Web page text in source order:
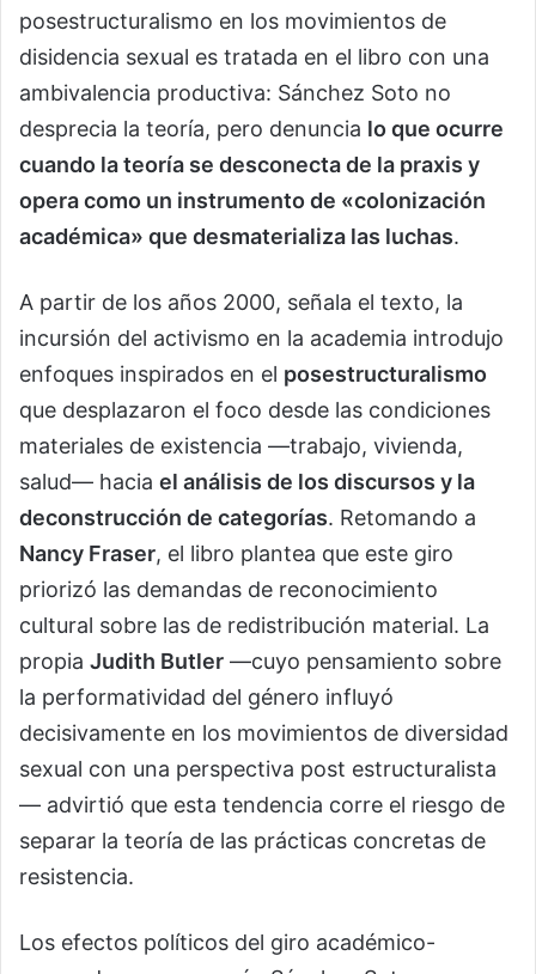
posestructuralismo en los movimientos de
disidencia sexual es tratada en el libro con una
ambivalencia productiva: Sánchez Soto no
desprecia la teoría, pero denuncia lo que ocurre
cuando la teoría se desconecta de la praxis y
opera como un instrumento de «colonización
académica» que desmaterializa las luchas.
A partir de los años 2000, señala el texto, la
incursión del activismo en la academia introdujo
enfoques inspirados en el posestructuralismo
que desplazaron el foco desde las condiciones
materiales de existencia —trabajo, vivienda,
salud— hacia el análisis de los discursos y la
deconstrucción de categorías. Retomando a
Nancy Fraser, el libro plantea que este giro
priorizó las demandas de reconocimiento
cultural sobre las de redistribución material. La
propia Judith Butler —cuyo pensamiento sobre
la performatividad del género influyó
decisivamente en los movimientos de diversidad
sexual con una perspectiva post estructuralista
— advirtió que esta tendencia corre el riesgo de
separar la teoría de las prácticas concretas de
resistencia.
Los efectos políticos del giro académico-